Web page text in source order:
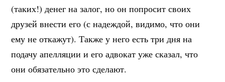
(таких!) денег на залог, но он попросит своих
друзей внести его (с надеждой, видимо, что они
ему не откажут). Также у него есть три дня на
подачу апелляции и его адвокат уже сказал, что
они обязательно это сделают.